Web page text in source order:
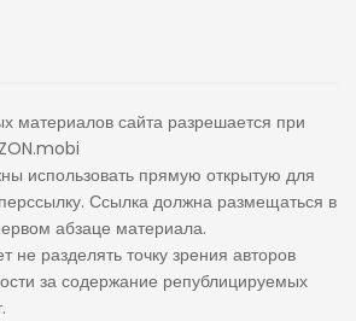
материалов сайта разрешается при
использовать прямую открытую для
Ссылка должна размещаться в
абзаце материала.
не разделять точку зрения авторов
за содержание републицируемых